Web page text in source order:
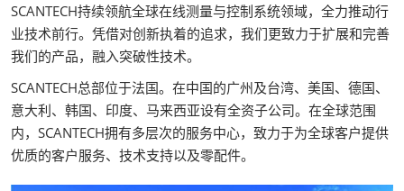
SCANTECH持续领航全球在线测量与控制系统领域，全力推动行
业技术前行。凭借对创新执着的追求，我们更致力于扩展和完善
我们的产品，融入突破性技术。
SCANTECH总部位于法国。在中国的广州及台湾、美国、德国、
意大利、韩国、印度、马来西亚设有全资子公司。在全球范围
内，SCANTECH拥有多层次的服务中心，致力于为全球客户提供
优质的客户服务、技术支持以及零配件。